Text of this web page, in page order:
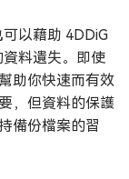
以藉助 4DDiG
料遺失。即使
助你快速而有效
，但資料的保護
備份檔案的習